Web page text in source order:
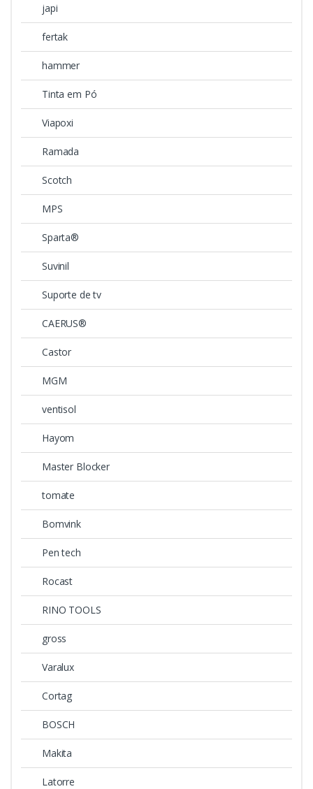
japi
fertak
hammer
Tinta em Pó
Viapoxi
Ramada
Scotch
MPS
Sparta®
Suvinil
Suporte de tv
CAERUS®
Castor
MGM
ventisol
Hayom
Master Blocker
tomate
Bomvink
Pen tech
Rocast
RINO TOOLS
gross
Varalux
Cortag
BOSCH
Makita
Latorre